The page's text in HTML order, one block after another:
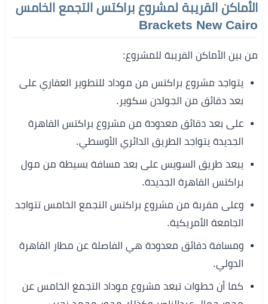
الأماكن القريبة لمشروع براكتس التجمع الخامس
Brackets New Cairo
من بين الأماكن القريبة للمشروع:
يتواجد مشروع براكتس من موداد للتطوير العقاري على
بعد دقائق من الجولدن سكوير.
على بعد دقائق معدودة من مشروع براكتس القاهرة
الجديدة يتواجد الطريق الدائري الأوسطي.
يبعد طريق السويس على بعد مسافة بسيطة من مول
براكتس القاهرة الجديدة.
وعلى مقربة من مشروع براكتس التجمع الخامس تتواجد
الجامعة الأمريكية.
ومسافة دقائق معدودة هي الفاصلة عن مطار القاهرة
الدولي.
كما أن خطوات تبعد مشروع موداد التجمع الخامس عن